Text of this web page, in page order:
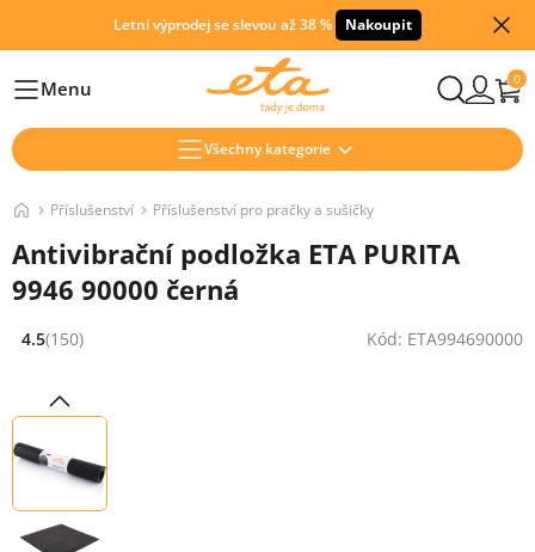
Letní výprodej se slevou až 38 % Nakoupit
HlavníMenu 0
Všechny kategorie
Příslušenství Příslušenství pro pračky a sušičky
Antivibrační podložka ETA PURITA
9946 90000 černá
Hodnocení: 4.5 z 5 (150 recenzí)
4.5(150) Kód: ETA994690000